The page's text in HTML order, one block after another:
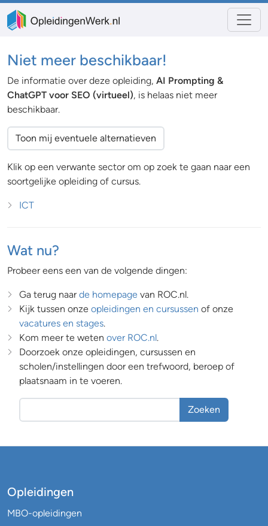
Niet meer beschikbaar!
De informatie over deze opleiding, AI Prompting &
ChatGPT voor SEO (virtueel), is helaas niet meer
beschikbaar.
Toon mij eventuele alternatieven
Klik op een verwante sector om op zoek te gaan naar een
soortgelijke opleiding of cursus.
ICT
Wat nu?
Probeer eens een van de volgende dingen:
Ga terug naar de homepage van ROC.nl.
Kijk tussen onze opleidingen en cursussen of onze
vacatures en stages.
Kom meer te weten over ROC.nl.
Doorzoek onze opleidingen, cursussen en
scholen/instellingen door een trefwoord, beroep of
plaatsnaam in te voeren.
Zoeken
Opleidingen
MBO-opleidingen